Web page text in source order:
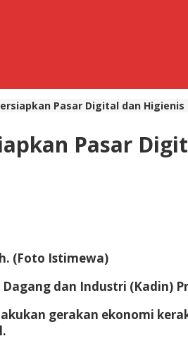
Pasar Digital dan
Pasar
(Foto Istimewa)
dan Industri (Kadin)
gerakan ekonomi